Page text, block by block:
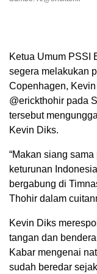
Ketua Umum PSSI
segera melakukan
Copenhagen,
@erickthohir pada
tersebut
Kevin Diks.
“Makan siang
keturunan
bergabung di
Thohir dalam
Kevin Diks
tangan dan
Kabar mengenai
sudah beredar